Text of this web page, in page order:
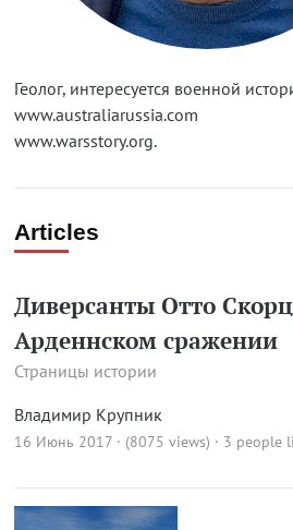
Геолог, интересуется военной
www.australiarussia.com
www.warsstory.org.
Articles
Диверсанты Отто
Арденнском сражении
Страницы истории
Владимир Крупник
16 Июнь 2017 · (8075 views) · 3 people